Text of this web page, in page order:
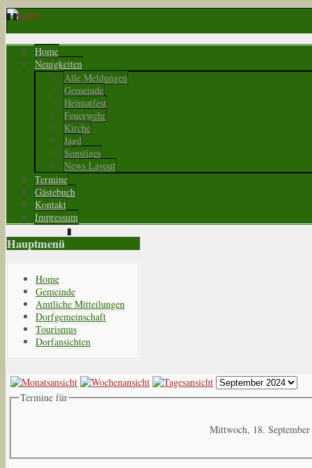
Home
Neuigkeiten
Alle Meldungen
Gemeinde
Heimatfest
Feuerwehr
Kirche
Jagd
Sonstiges
News Layout
Termine
Gästebuch
Kontakt
Impressum
Hauptmenü
Home
Gemeinde
Amtliche Mitteilungen
Dorfgemeinschaft
Tourismus
Dorfansichten
Termine für
Mittwoch, 18.